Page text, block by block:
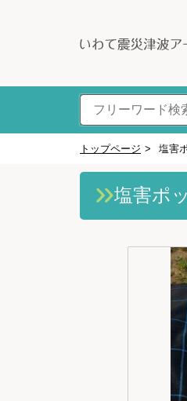
トップページ > 塩害
塩害ポ